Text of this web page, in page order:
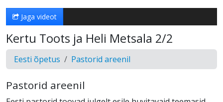
Jaga videot
Kertu Toots ja Heli Metsala 2/2
Eesti õpetus Pastorid areenil
Pastorid areenil